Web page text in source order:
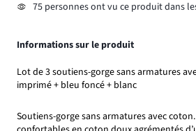
75 personnes ont vu ce produit dans
Informations sur le produit
Lot de 3 soutiens-gorge sans armatures
imprimé + bleu foncé + blanc
Soutiens-gorge sans armatures avec